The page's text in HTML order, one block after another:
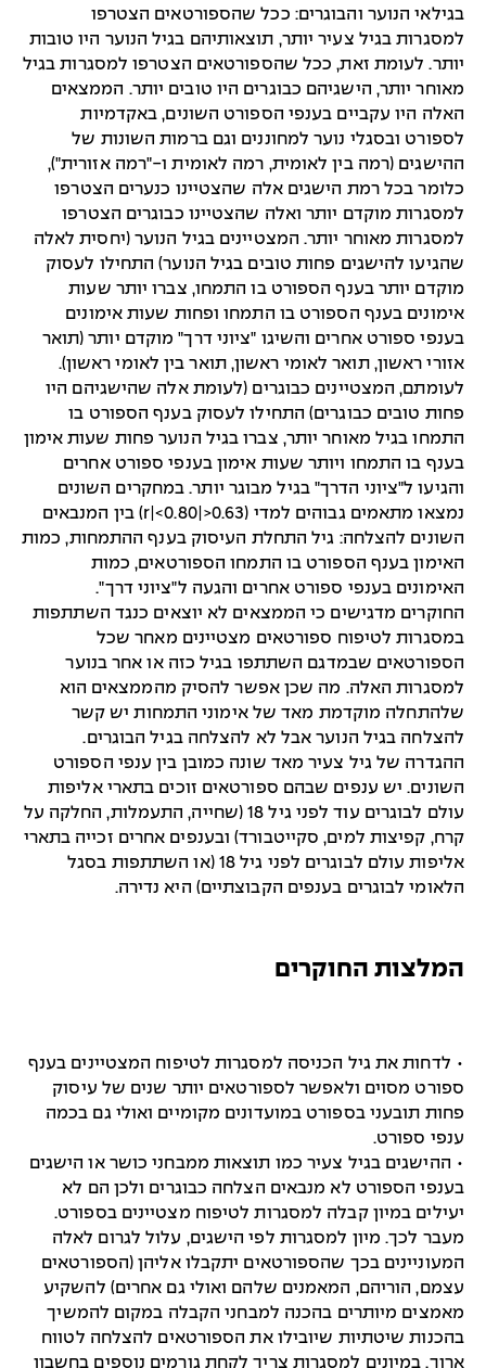
בגילאי הנוער והבוגרים: ככל שהספורטאים הצטרפו
למסגרות בגיל צעיר יותר, תוצאותיהם בגיל הנוער היו טובות
יותר. לעומת זאת, ככל שהספורטאים הצטרפו למסגרות בגיל
מאוחר יותר, הישגיהם כבוגרים היו טובים יותר. הממצאים
האלה היו עקביים בענפי הספורט השונים, באקדמיות
לספורט ובסגלי נוער למחוננים וגם ברמות השונות של
ההישגים (רמה בין לאומית, רמה לאומית ו-"רמה אזורית"),
כלומר בכל רמת הישגים אלה שהצטיינו כנערים הצטרפו
למסגרות מוקדם יותר ואלה שהצטיינו כבוגרים הצטרפו
למסגרות מאוחר יותר. המצטיינים בגיל הנוער (יחסית לאלה
שהגיעו להישגים פחות טובים בגיל הנוער) התחילו לעסוק
מוקדם יותר בענף הספורט בו התמחו, צברו יותר שעות
אימונים בענף הספורט בו התמחו ופחות שעות אימונים
בענפי ספורט אחרים והשיגו "ציוני דרך" מוקדם יותר (תואר
אזורי ראשון, תואר לאומי ראשון, תואר בין לאומי ראשון).
לעומתם, המצטיינים כבוגרים (לעומת אלה שהישגיהם היו
פחות טובים כבוגרים) התחילו לעסוק בענף הספורט בו
התמחו בגיל מאוחר יותר, צברו בגיל הנוער פחות שעות אימון
בענף בו התמחו ויותר שעות אימון בענפי ספורט אחרים
והגיעו ל"ציוני הדרך" בגיל מבוגר יותר. במחקרים השונים
נמצאו מתאמים גבוהים למדי (0.63<|r|<0.80) בין המנבאים
השונים להצלחה: גיל התחלת העיסוק בענף ההתמחות, כמות
האימון בענף הספורט בו התמחו הספורטאים, כמות
האימונים בענפי ספורט אחרים והגעה ל"ציוני דרך".
החוקרים מדגישים כי הממצאים לא יוצאים כנגד השתתפות
במסגרות לטיפוח ספורטאים מצטיינים מאחר שכל
הספורטאים שבמדגם השתתפו בגיל כזה או אחר בנוער
למסגרות האלה. מה שכן אפשר להסיק מהממצאים הוא
שלהתחלה מוקדמת מאד של אימוני התמחות יש קשר
להצלחה בגיל הנוער אבל לא להצלחה בגיל הבוגרים.
ההגדרה של גיל צעיר מאד שונה כמובן בין ענפי הספורט
השונים. יש ענפים שבהם ספורטאים זוכים בתארי אליפות
עולם לבוגרים עוד לפני גיל 18 (שחייה, התעמלות, החלקה על
קרח, קפיצות למים, סקייטבורד) ובענפים אחרים זכייה בתארי
אליפות עולם לבוגרים לפני גיל 18 (או השתתפות בסגל
הלאומי לבוגרים בענפים הקבוצתיים) היא נדירה.
המלצות החוקרים
• לדחות את גיל הכניסה למסגרות לטיפוח המצטיינים בענף
ספורט מסוים ולאפשר לספורטאים יותר שנים של עיסוק
פחות תובעני בספורט במועדונים מקומיים ואולי גם בכמה
ענפי ספורט.
• ההישגים בגיל צעיר כמו תוצאות ממבחני כושר או הישגים
בענפי הספורט לא מנבאים הצלחה כבוגרים ולכן הם לא
יעילים במיון קבלה למסגרות לטיפוח מצטיינים בספורט.
מעבר לכך. מיון למסגרות לפי הישגים, עלול לגרום לאלה
המעוניינים בכך שהספורטאים יתקבלו אליהן (הספורטאים
עצמם, הוריהם, המאמנים שלהם ואולי גם אחרים) להשקיע
מאמצים מיותרים בהכנה למבחני הקבלה במקום להמשיך
בהכנות שיטתיות שיובילו את הספורטאים להצלחה לטווח
ארוך. במיונים למסגרות צריך לקחת גורמים נוספים בחשבון